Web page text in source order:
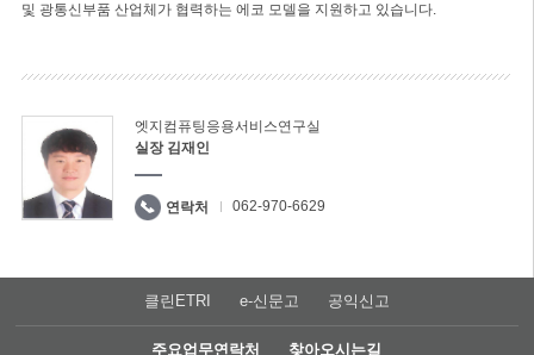
및 광통신부품 산업체가 협력하는 에코 모델을 지원하고 있습니다.
엣지컴퓨팅응용서비스연구실
실장 김재인
연락처 062-970-6629
클린ETRI e-신문고 공익신고
주요업무연락처 찾아오시는길